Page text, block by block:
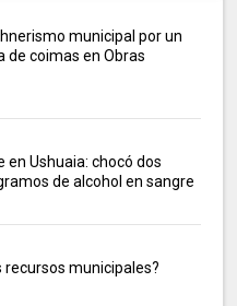
municipal por un
de coimas en Obras
en Ushuaia: chocó dos
de alcohol en sangre
recursos municipales?